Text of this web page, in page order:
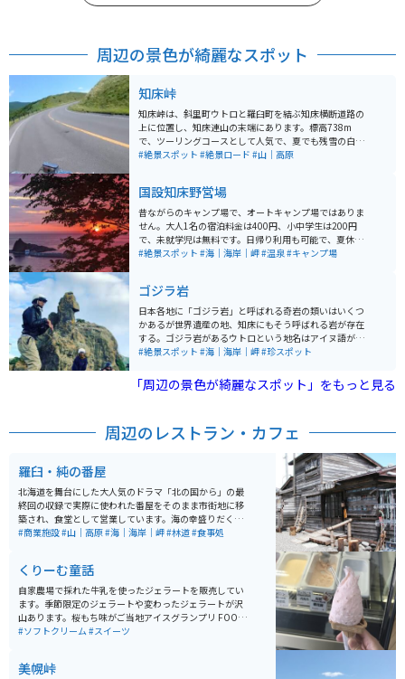
周辺の景色が綺麗なスポット
知床峠
知床峠は、斜里町ウトロと羅臼町を結ぶ知床横断道路の
上に位置し、知床連山の末端にあります。標高738m
で、ツーリングコースとして人気で、夏でも残雪の白が
見られることもあります。また、羅臼岳の紅葉も美しい
き、天気が良ければ国後島まで望むことができます。 冬
期間は数メートルの降雪のため通行止めになります。野
生動物が飛び出してくる可能性があるので、走行には十
分注意してください。
#絶景スポット #絶景ロード #山｜高原
国設知床野営場
昔ながらのキャンプ場で、オートキャンプ場ではありま
せん。大人1名の宿泊料金は400円、小中学生は200円
で、未就学児は無料です。日帰り利用も可能で、夏休み
時期は特に人気のため、早めの訪問がおすすめ。予約は
ビンや2名用のケビンも利用可能。特に2名用のケビンに
は電源コンセントがありますが、それ以外の場所ではAC
電源の利用はできません。 木立の中にあり、夕陽台展望
台からは夕日に照らされた海面を眺めることができ、近
くには「夕陽台の湯」や「知床ボランティア活動施設」
ンプを楽しむことができ、林間のサイトはややデコボコ
した傾斜地となっています。 混雑時には好条件の場所で
際は、展望台が大変混雑するので、近くのホテルの駐車
場からの眺めもおすすめです。近隣にはコンビニや温泉
施設もあり、知床観光や知床登山のベースキャンプとし
#絶景スポット #海｜海岸｜岬#温泉#キャンプ場
ゴジラ岩
日本各地に「ゴジラ岩」と呼ばれる奇岩の類いはいくつ
かあるが世界遺産の地、知床にもそう呼ばれる岩が存在
する。ゴジラ岩があるウトロという地名はアイヌ語が語
源。「ウトロチクシ」で「奇岩の多いところ」という意
めとして、帽子岩・げんこつ岩・亀(ガメラ)岩など、そ
の名の通りたくさんの奇岩が点在している。 ゴジラ岩
す。角度によってはゴジラに見えないかもしれないため
ぐ近くにあるので、オロンコ岩を見たら一緒にゴジラ岩
にも足を運ぶのがオススメです。ゴジラ岩の真下に「ゴ
ジラの手湯」もあり、源泉を使用している。温度は高め
になっているため、利用する時は注意してください。
#絶景スポット #海｜海岸｜岬#珍スポット
「周辺の景色が綺麗なスポット」をもっと見る
周辺のレストラン・カフェ
羅臼・純の番屋
北海道を舞台にした大人気のドラマ「北の国から」の最
終回の収録で実際に使われた番屋をそのまま市街地に移
築され、食堂として営業しています。海の幸盛りだくさ
んのメニューは、観光客や地元の人たちにも人気です。
#商業施設#山｜高原#海｜海岸｜岬#林道#食事処
くりーむ童話
自家農場で採れた牛乳を使ったジェラートを販売してい
ます。季節限定のジェラートや変わったジェラートが沢
山あります。桜もち味がご当地アイスグランプリ FOOD
EX JAPAN 2012 最高金賞受賞を取っています。
#ソフトクリーム#スイーツ
美幌峠